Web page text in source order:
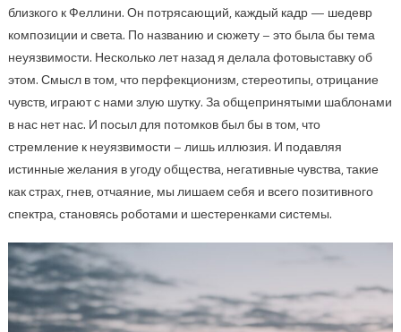
близкого к Феллини. Он потрясающий, каждый кадр — шедевр
композиции и света. По названию и сюжету – это была бы тема
неуязвимости. Несколько лет назад я делала фотовыставку об
этом. Смысл в том, что перфекционизм, стереотипы, отрицание
чувств, играют с нами злую шутку. За общепринятыми шаблонами
в нас нет нас. И посыл для потомков был бы в том, что
стремление к неуязвимости – лишь иллюзия. И подавляя
истинные желания в угоду общества, негативные чувства, такие
как страх, гнев, отчаяние, мы лишаем себя и всего позитивного
спектра, становясь роботами и шестеренками системы.